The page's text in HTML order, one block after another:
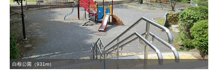
白根公園（931m）